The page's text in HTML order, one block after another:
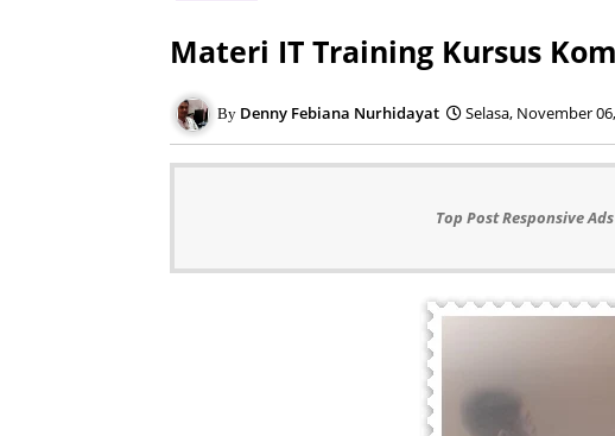
Materi IT Training Kursus
Denny Febiana Nurhidayat Selasa, November
Top Post Responsive